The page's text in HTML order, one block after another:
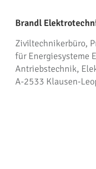
Brandl
Ziviltechnikerbüro,
für Energiesysteme
Antriebstechnik,
A-2533 Klausen-